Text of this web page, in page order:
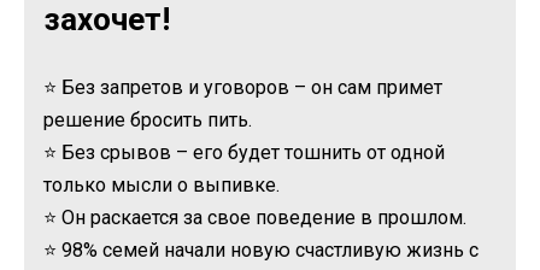
захочет!
⭐ Без запретов и уговоров – он сам примет
решение бросить пить.
⭐ Без срывов – его будет тошнить от одной
только мысли о выпивке.
⭐ Он раскается за свое поведение в прошлом.
⭐ 98% семей начали новую счастливую жизнь с